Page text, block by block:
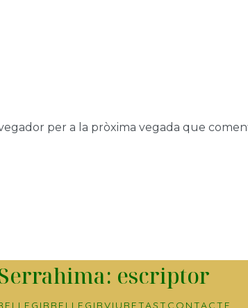
per a la pròxima vegada que
escriptor
LLEGIR RELLEGIRVIURETAST CONTACTE